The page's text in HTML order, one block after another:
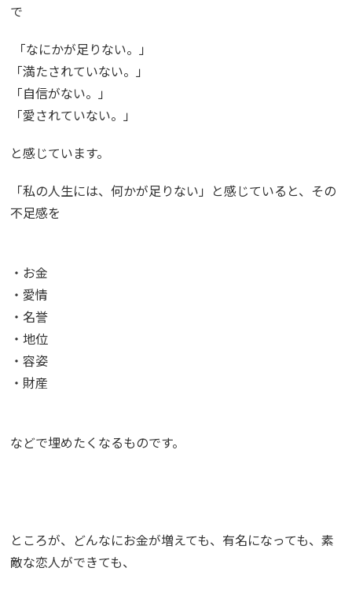
で
「なにかが足りない。」
「満たされていない。」
「自信がない。」
「愛されていない。」
と感じています。
「私の人生には、何かが足りない」と感じていると、その
不足感を
・お金
・愛情
・名誉
・地位
・容姿
・財産
などで埋めたくなるものです。
ところが、どんなにお金が増えても、有名になっても、素
敵な恋人ができても、